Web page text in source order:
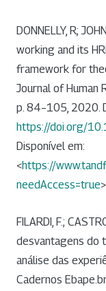
DONNELLY, R;
working and its
framework for
Journal of Human
p. 84–105, 2020.
https://doi.org/
Disponível em:
<https://
needAccess=true
FILARDI, F.;
desvantagens do
análise das
Cadernos